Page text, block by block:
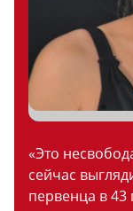
«Это
сейчас
первенца в 43